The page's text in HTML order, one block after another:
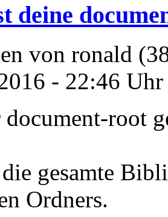
deine
von ronald
- 22:46 Uhr
document-root
gesamte
Ordners.